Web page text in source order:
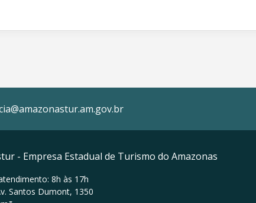
- Empresa Estadual de Turismo do Amazonas
8h às 17h
Santos Dumont, 1350